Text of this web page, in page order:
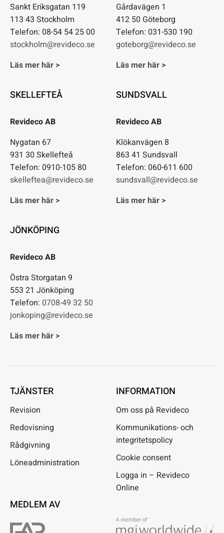
Sankt Eriksgatan 119
113 43 Stockholm
Telefon: 08-54 54 25 00
stockholm@revideco.se
Läs mer här >
Gårdavägen 1
412 50 Göteborg
Telefon: 031-530 190
goteborg@revideco.se
Läs mer här >
SKELLEFTEÅ
Revideco AB
Nygatan 67
931 30 Skellefteå
Telefon: 0910-105 80
skelleftea@revideco.se
Läs mer här >
SUNDSVALL
Revideco AB
Klökanvägen 8
863 41 Sundsvall
Telefon: 060-611 600
sundsvall@revideco.se
Läs mer här >
JÖNKÖPING
Revideco AB
Östra Storgatan 9
553 21 Jönköping
Telefon: 0708-49 32 50
jonkoping@revideco.se
Läs mer här >
TJÄNSTER
Revision
Redovisning
Rådgivning
Löneadministration
INFORMATION
Om oss på Revideco
Kommunikations- och
integritetspolicy
Cookie consent
Logga in – Revideco
Online
MEDLEM AV